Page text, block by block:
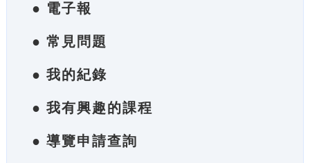
● 電子報
● 常見問題
● 我的紀錄
● 我有興趣的課程
● 導覽申請查詢